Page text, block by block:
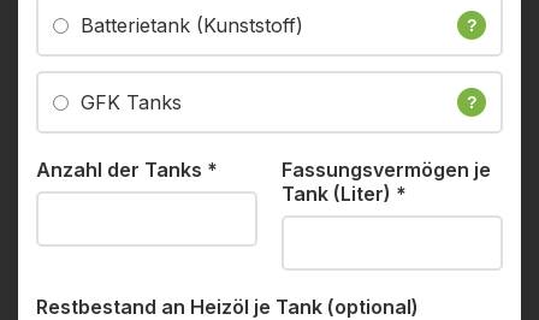
Batterietank (Kunststoff) ?
GFK Tanks ?
Anzahl der Tanks *
Fassungsvermögen je
Tank (Liter) *
Restbestand an Heizöl je Tank (optional)